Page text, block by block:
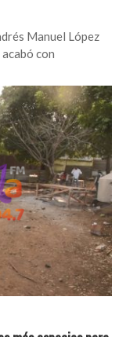
Manuel López
con